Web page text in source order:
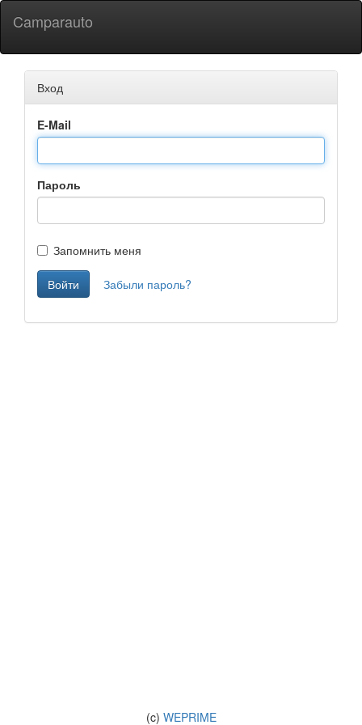
Camparauto
Вход
E-Mail
Пароль
Запомнить меня
Войти Забыли пароль?
(c) WEPRIME